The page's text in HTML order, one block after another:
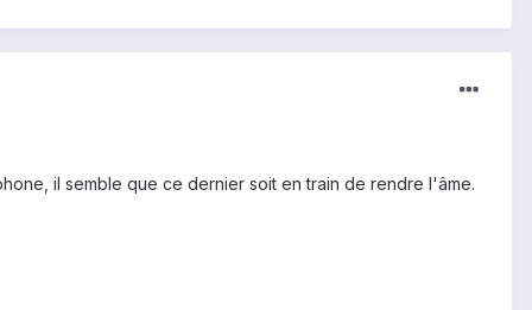
il semble que ce dernier soit en train de rendre l'âme.